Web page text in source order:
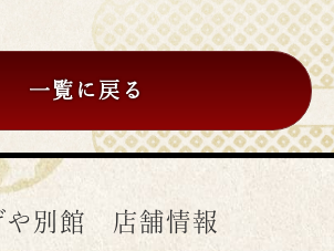
一覧に戻る
や別館 店舗情報